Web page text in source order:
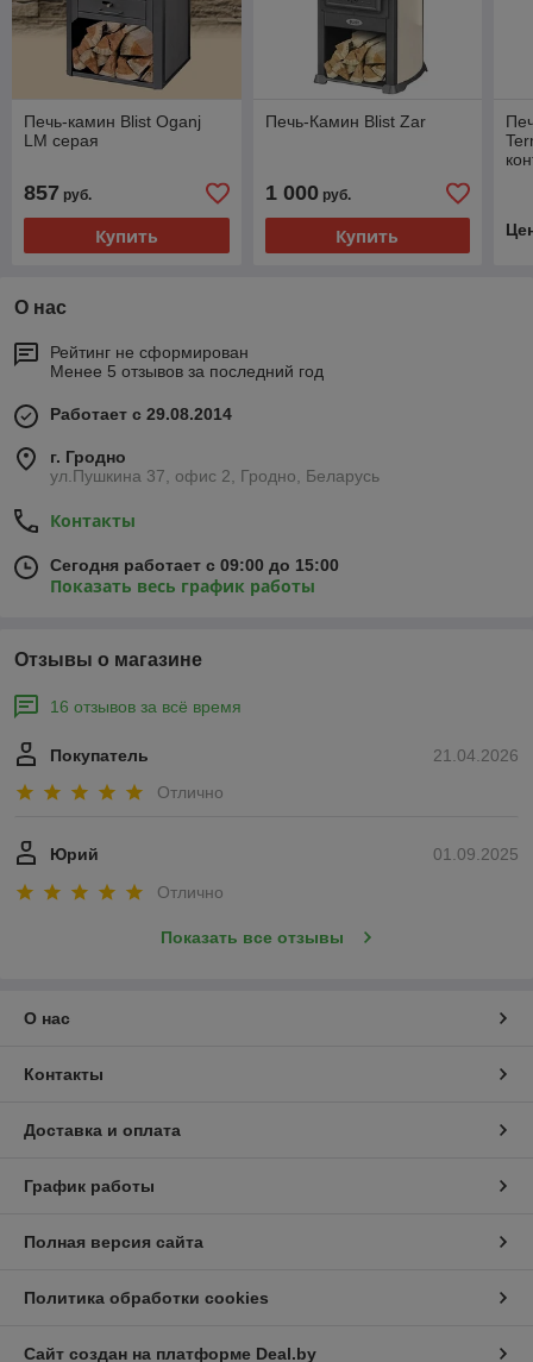
Печь-камин Blist Oganj
LM серая
857 руб.
Купить
Печь-Камин Blist Zar
1 000руб.
Купить
О нас
Рейтинг не сформирован
Менее 5 отзывов за последний год
Работает с 29.08.2014
г. Гродно
ул.Пушкина 37, офис 2, Гродно, Беларусь
Контакты
Сегодня работает с 09:00 до 15:00
Показать весь график работы
Отзывы о магазине
16 отзывов за всё время
21.04.2026
Покупатель
Отлично
01.09.2025
Юрий
Отлично
Показать все отзывы
О нас
Контакты
Доставка и оплата
График работы
Полная версия сайта
Политика обработки cookies
Сайт создан на платформе Deal.by